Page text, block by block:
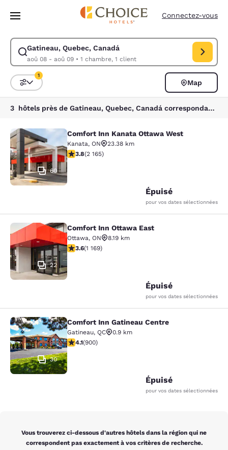
Passer à Contenu Principal
Connectez-vous
Gatineau, Quebec, Canadá
aoû 08 - aoû 09• 1 chambre, 1 client
Modifiez la recherche pour Gatineau, Quebec, Canadá. Date
Trier et filtrer
1
Map
3 hôtels près de Gatineau, Quebec, Canadá correspondant à vos filtres
Comfort Inn Kanata Ottawa West
60
Comfort Inn Kanata Ottawa West
Kanata, ON
23.38 km
3.84 étoiles. Bien. 2165 commentaires
3.8(2 165)
Épuisé
pour vos dates sélectionnées
Comfort Inn Ottawa East
22
Comfort Inn Ottawa East
Ottawa, ON
8.19 km
3.56 étoiles. Bien. 1169 commentaires
3.6(1 169)
Épuisé
pour vos dates sélectionnées
Comfort Inn Gatineau Centre
30
Comfort Inn Gatineau Centre
Gatineau, QC
0.9 km
4.1 étoiles. Très bon. 900 commentaires
4.1(900)
Épuisé
pour vos dates sélectionnées
Vous trouverez ci-dessous d'autres hôtels dans la région qui ne
correspondent pas exactement à vos critères de recherche.